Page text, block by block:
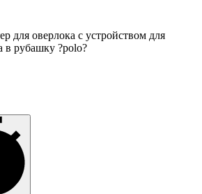
для оверлока с устройством для
в рубашку ?polo?